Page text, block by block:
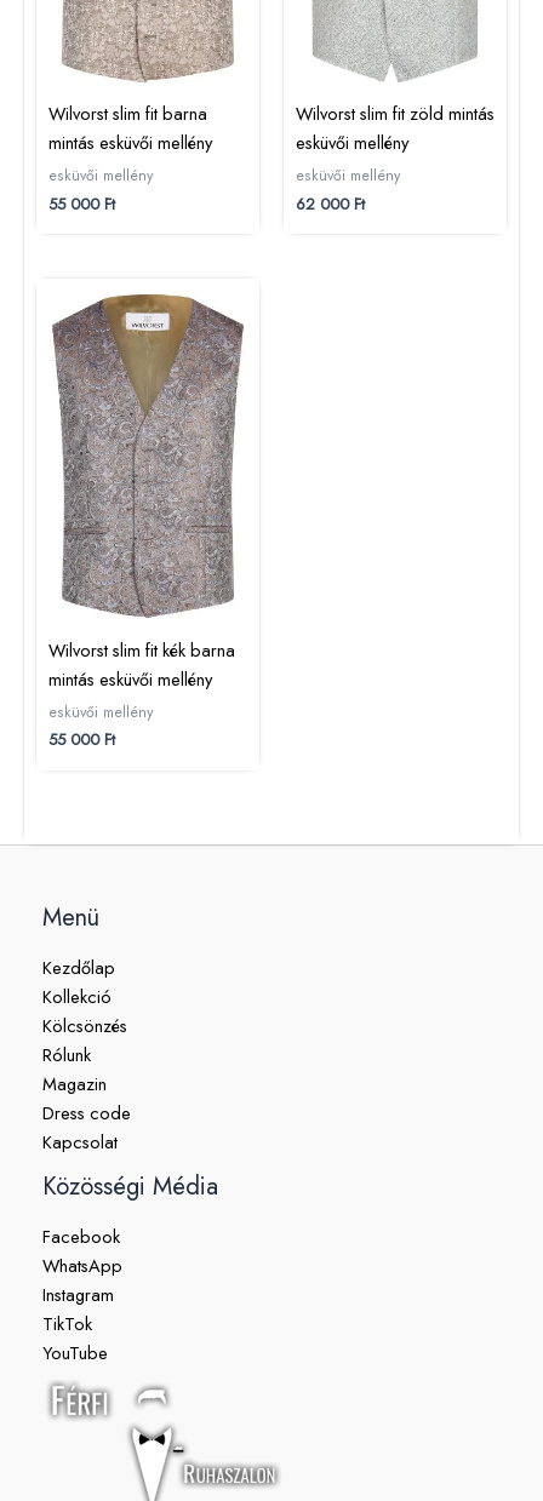
Wilvorst slim fit barna
mintás esküvői mellény
esküvői mellény
55 000Ft
Wilvorst slim fit zöld mintás
esküvői mellény
esküvői mellény
62 000Ft
Wilvorst slim fit kék barna
mintás esküvői mellény
esküvői mellény
55 000Ft
Menü
Kezdőlap
Kollekció
Kölcsönzés
Rólunk
Magazin
Dress code
Kapcsolat
Közösségi Média
Facebook
WhatsApp
Instagram
TikTok
YouTube